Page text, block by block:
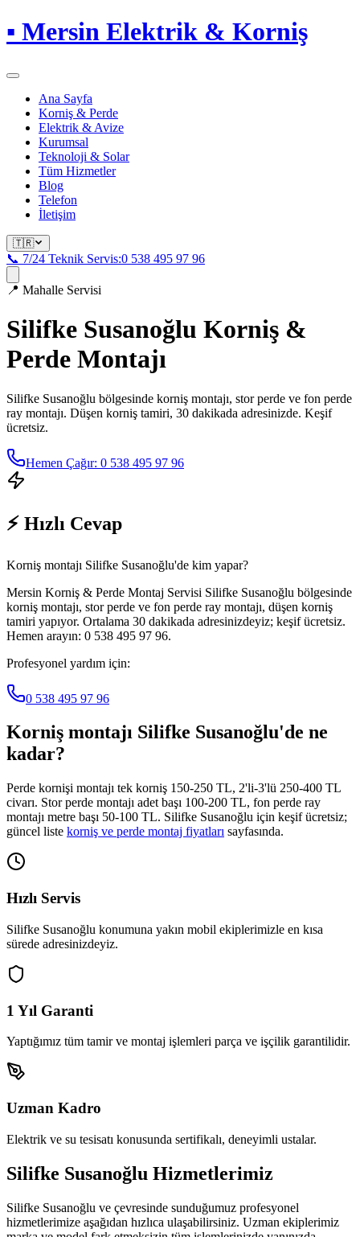
▪ Mersin Elektrik & Korniş
Ana Sayfa
Korniş & Perde
Elektrik & Avize
Kurumsal
Teknoloji & Solar
Tüm Hizmetler
Blog
Telefon
İletişim
🇹🇷
📞 7/24 Teknik Servis:0 538 495 97 96
📍 Mahalle Servisi
Silifke Susanoğlu Korniş &
Perde Montajı
Silifke Susanoğlu bölgesinde korniş montajı, stor perde ve fon perde
ray montajı. Düşen korniş tamiri, 30 dakikada adresinizde. Keşif
ücretsiz.
Hemen Çağır: 0 538 495 97 96
⚡ Hızlı Cevap
Korniş montajı Silifke Susanoğlu'de kim yapar?
Mersin Korniş & Perde Montaj Servisi Silifke Susanoğlu bölgesinde
korniş montajı, stor perde ve fon perde ray montajı, düşen korniş
tamiri yapıyor. Ortalama 30 dakikada adresinizdeyiz; keşif ücretsiz.
Hemen arayın: 0 538 495 97 96.
Profesyonel yardım için:
0 538 495 97 96
Korniş montajı Silifke Susanoğlu'de ne
kadar?
Perde kornişi montajı tek korniş 150-250 TL, 2'li-3'lü 250-400 TL
civarı. Stor perde montajı adet başı 100-200 TL, fon perde ray
montajı metre başı 50-100 TL. Silifke Susanoğlu için keşif ücretsiz;
güncel liste korniş ve perde montaj fiyatları sayfasında.
Hızlı Servis
Silifke Susanoğlu konumuna yakın mobil ekiplerimizle en kısa
sürede adresinizdeyiz.
1 Yıl Garanti
Yaptığımız tüm tamir ve montaj işlemleri parça ve işçilik garantilidir.
Uzman Kadro
Elektrik ve su tesisatı konusunda sertifikalı, deneyimli ustalar.
Silifke Susanoğlu Hizmetlerimiz
Silifke Susanoğlu ve çevresinde sunduğumuz profesyonel
hizmetlerimize aşağıdan hızlıca ulaşabilirsiniz. Uzman ekiplerimiz